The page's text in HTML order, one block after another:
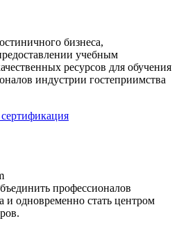
бизнеса,
учебным
ресурсов для обучения
индустрии гостеприимства
профессионалов
и одновременно стать центром